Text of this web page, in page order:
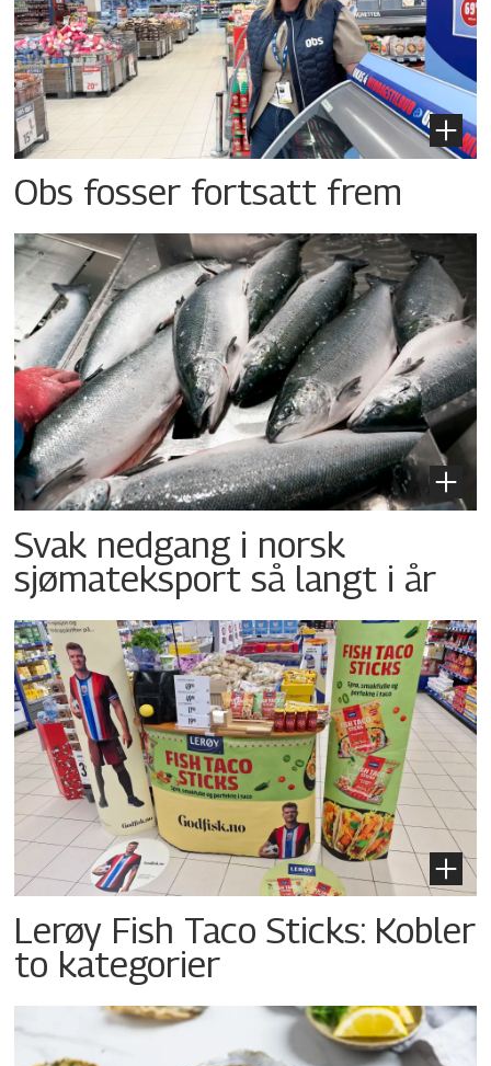
Obs fosser fortsatt frem
Svak nedgang i norsk
sjømateksport så langt i år
Lerøy Fish Taco Sticks: Kobler
to kategorier